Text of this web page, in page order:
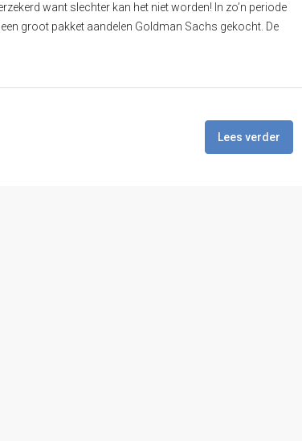
want slechter kan het niet worden! In zo’n periode
groot pakket aandelen Goldman Sachs gekocht. De
Lees verder